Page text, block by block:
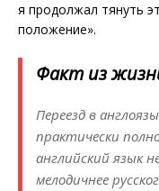
я продолжал тянуть
положение».
Факт из
Переезд в
практически
английский язык
мелодичнее